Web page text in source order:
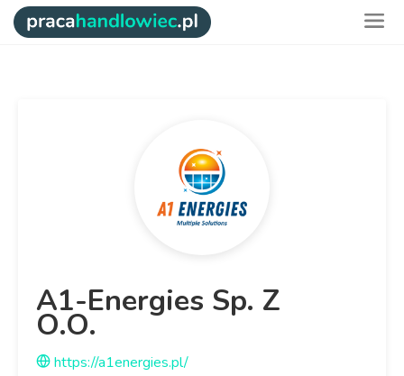
A1-Energies Sp. Z
O.O.
https://a1energies.pl/